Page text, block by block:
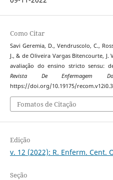
Como Citar
Savi Geremia, D., Vendruscolo, C.,
J., & de Oliveira Vargas Bitencourte, J.
avaliação do ensino stricto sensu:
Revista De Enfermagem
https://doi.org/10.19175/
Fomatos de Citação
Edição
v. 12 (2022): R. Enferm. Cent.
Seção